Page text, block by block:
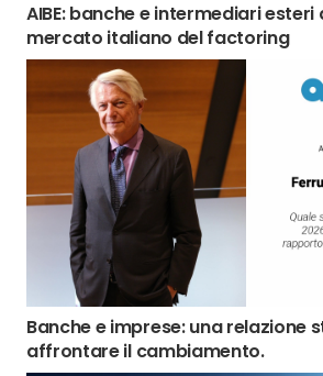
AIBE: banche e intermediari esteri
mercato italiano del factoring
Banche e imprese: una relazione
affrontare il cambiamento.